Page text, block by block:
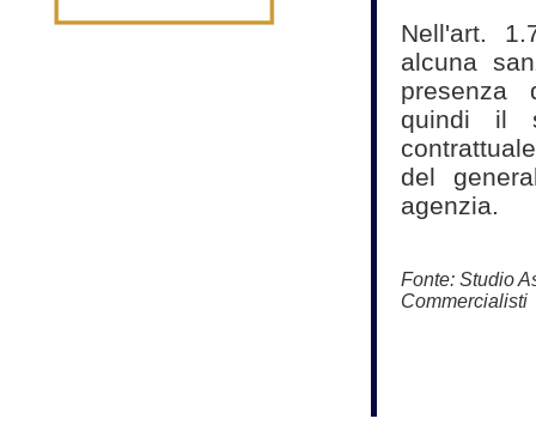
Nell'art.
alcuna
presenza
quindi il
del
agenzia.
Fonte: Studio
Commercialisti